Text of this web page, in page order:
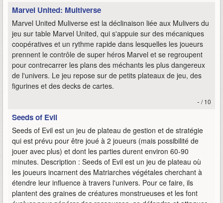
Marvel United: Multiverse
Marvel United Muliverse est la déclinaison liée aux Mulivers du
jeu sur table Marvel United, qui s'appuie sur des mécaniques
coopératives et un rythme rapide dans lesquelles les joueurs
prennent le contrôle de super héros Marvel et se regroupent
pour contrecarrer les plans des méchants les plus dangereux
de l'univers. Le jeu repose sur de petits plateaux de jeu, des
figurines et des decks de cartes.
- / 10
Seeds of Evil
Seeds of Evil est un jeu de plateau de gestion et de stratégie
qui est prévu pour être joué à 2 joueurs (mais possibilité de
jouer avec plus) et dont les parties durent environ 60-90
minutes. Description : Seeds of Evil est un jeu de plateau où
les joueurs incarnent des Matriarches végétales cherchant à
étendre leur influence à travers l'univers. Pour ce faire, ils
plantent des graines de créatures monstrueuses et les font